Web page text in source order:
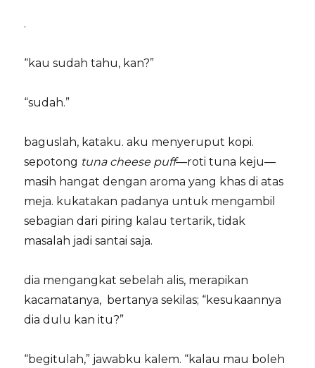
.
“kau sudah tahu, kan?”
“sudah.”
baguslah, kataku. aku menyeruput kopi.
sepotong tuna cheese puff—roti tuna keju—
masih hangat dengan aroma yang khas di atas
meja. kukatakan padanya untuk mengambil
sebagian dari piring kalau tertarik, tidak
masalah jadi santai saja.
dia mengangkat sebelah alis, merapikan
kacamatanya, bertanya sekilas; “kesukaannya
dia dulu kan itu?”
“begitulah,” jawabku kalem. “kalau mau boleh